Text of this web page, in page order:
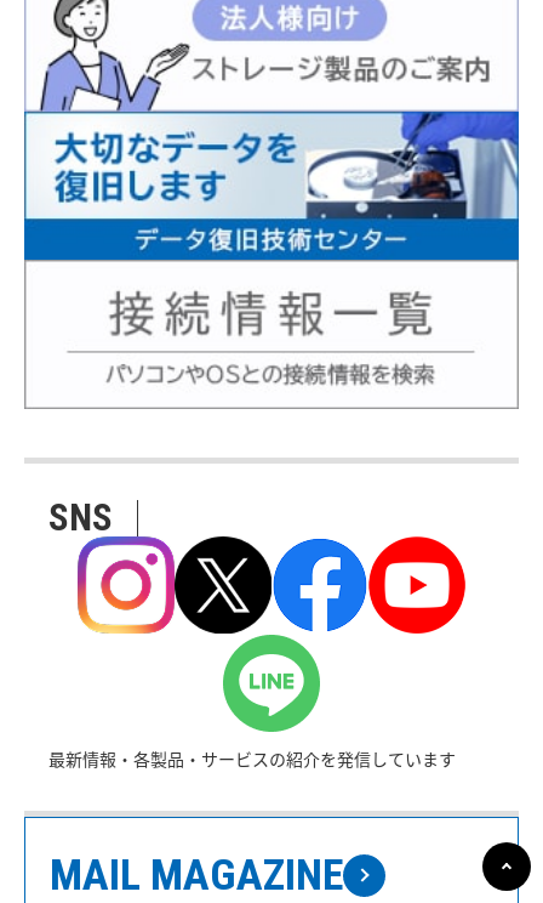
SNS
最新情報・各製品・サービスの紹介を発信しています
MAIL MAGAZINE